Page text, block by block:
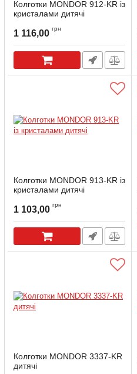
Колготки MONDOR 912-KR із
кристалами дитячі
1 116,00 грн
Колготки MONDOR 913-KR із
кристалами дитячі
1 103,00 грн
Колготки MONDOR 3337-KR
дитячі